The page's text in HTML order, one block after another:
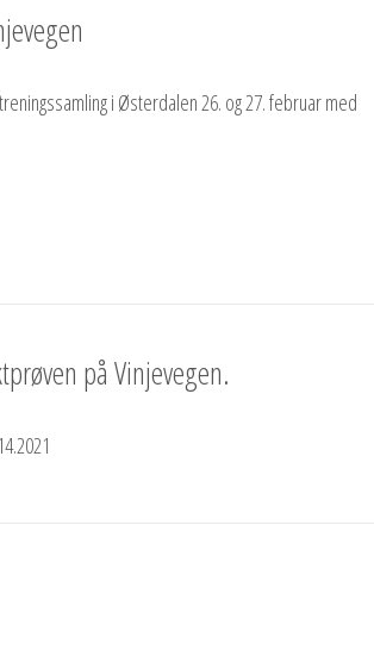
i Østerdalen 26. og 27. februar med
på Vinjevegen.